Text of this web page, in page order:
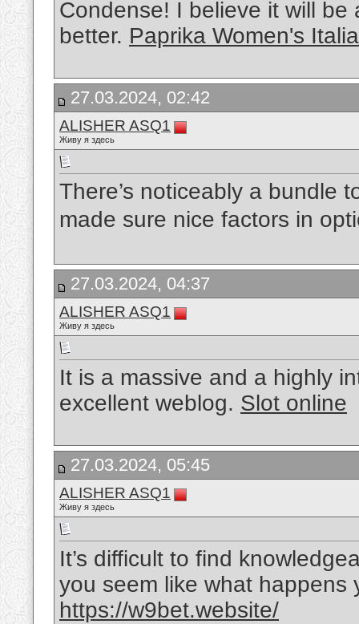
Condense! I believe it will
better. Paprika Women's
27.03.2024, 02:42
ALISHER ASQ1
Живу я здесь
There’s noticeably a bundle
made sure nice factors in
27.03.2024, 04:37
ALISHER ASQ1
Живу я здесь
It is a massive and a highly
excellent weblog. Slot online
27.03.2024, 05:45
ALISHER ASQ1
Живу я здесь
It’s difficult to find
you seem like what happens
https://w9bet.website/